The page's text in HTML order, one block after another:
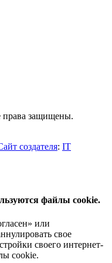
защищены.
создателя: IT
файлы cookie.
или
свое
своего интернет-
cookie.